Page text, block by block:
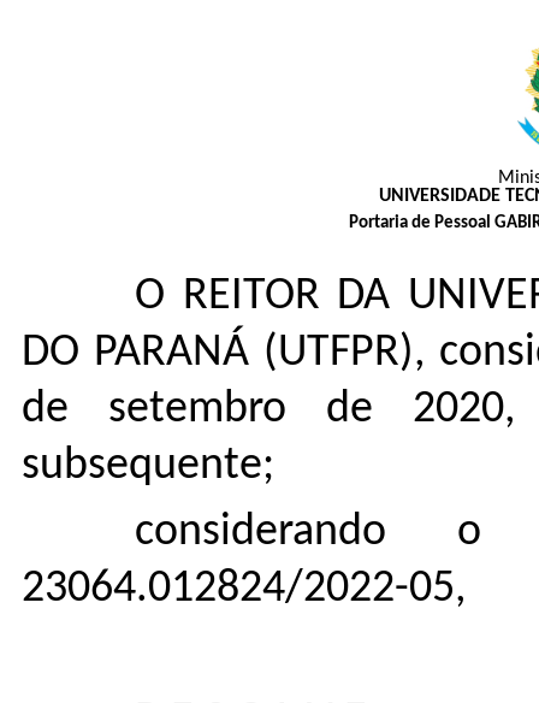
UNIVERSIDADE
Portaria de Pessoal
O REITOR DA
DO PARANÁ (UTFPR),
de setembro de
subsequente;
considerando
23064.012824/2022-05,